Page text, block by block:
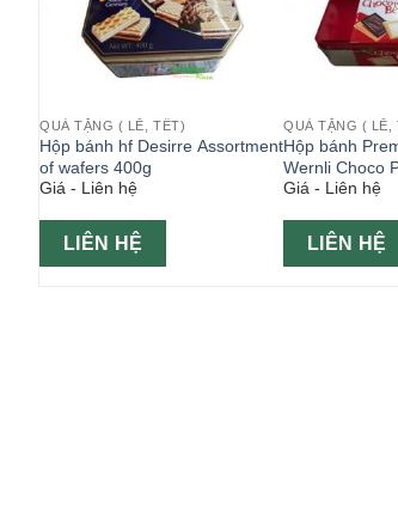
QUÀ TẶNG ( LỄ, TẾT)
Hộp bánh hf Desirre Assortment
of wafers 400g
Giá - Liên hệ
LIÊN HỆ
QUÀ TẶNG ( LỄ,
Hộp bánh
Wernli Choco
hộp đỏ
Giá - Liên hệ
LIÊN HỆ